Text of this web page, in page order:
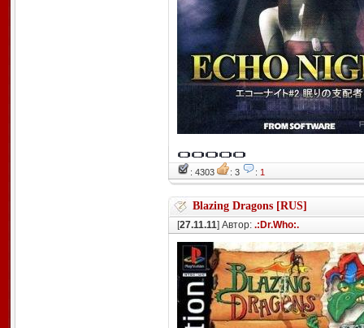
: 4303 : 3 : 1
Blazing Dragons [RUS]
[27.11.11] Автор: .:Dr.Who:.